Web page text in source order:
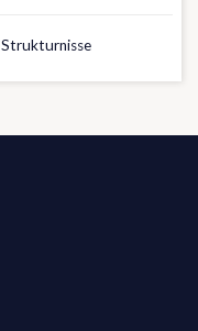
Strukturnisse